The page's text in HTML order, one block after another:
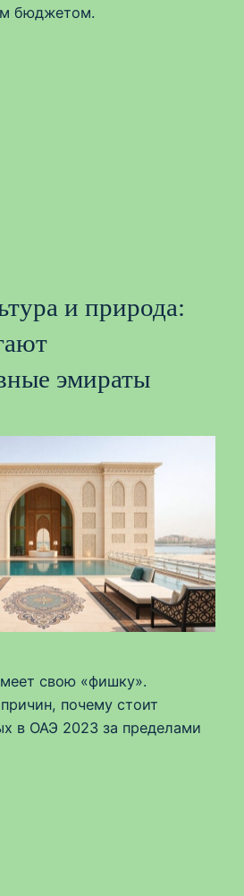
бюджетом.
и природа:
эмираты
свою «фишку».
почему стоит
в ОАЭ 2023 за пределами